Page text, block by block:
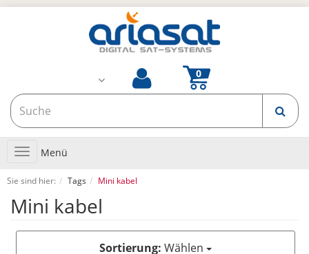
Toggle
navigation
Menü
Sie sind hier: Tags Mini kabel
Mini kabel
Sortierung: Wählen